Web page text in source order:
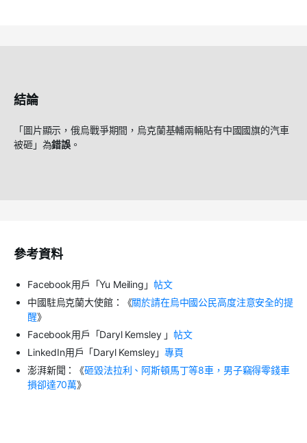
結論
「圖片顯示，俄烏戰爭期間，烏克蘭基輔兩輛貼有中國國旗的汽車
被砸」為錯誤 。
參考資料
Facebook用戶「Yu Meiling」 帖文
中國駐烏克蘭大使館：《關於請在烏中國公民高度注意安全的提
醒》
Facebook用戶「Daryl Kemsley 」 帖文
LinkedIn用戶「Daryl Kemsley」專頁
澎湃新聞：《砸毀法拉利、阿斯頓馬丁等8車，男子竊得零錢車
損卻達70萬》